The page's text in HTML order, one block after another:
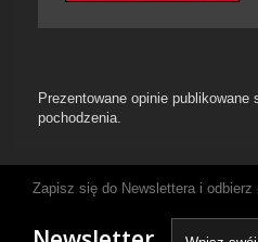
Prezentowane opinie
pochodzenia.
Zapisz się do Newslettera i odbierz